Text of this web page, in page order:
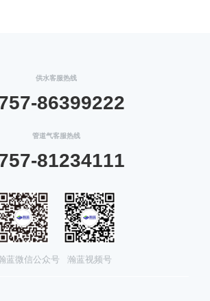
供水客服热线
86399222
管道气客服热线
81234111
蓝微信公众号 瀚蓝视频号